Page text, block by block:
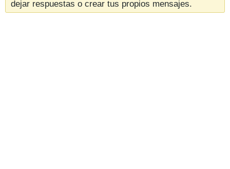
dejar respuestas o crear tus propios mensajes.